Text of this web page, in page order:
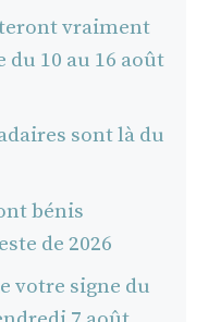
vraiment
10 au 16 août
sont là du
bénis
de 2026
votre signe du